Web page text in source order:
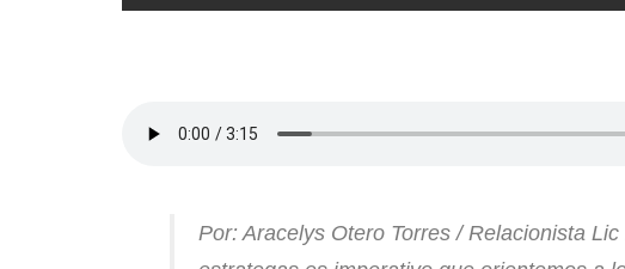
Por: Aracelys Otero Torres / Relacionista Lic